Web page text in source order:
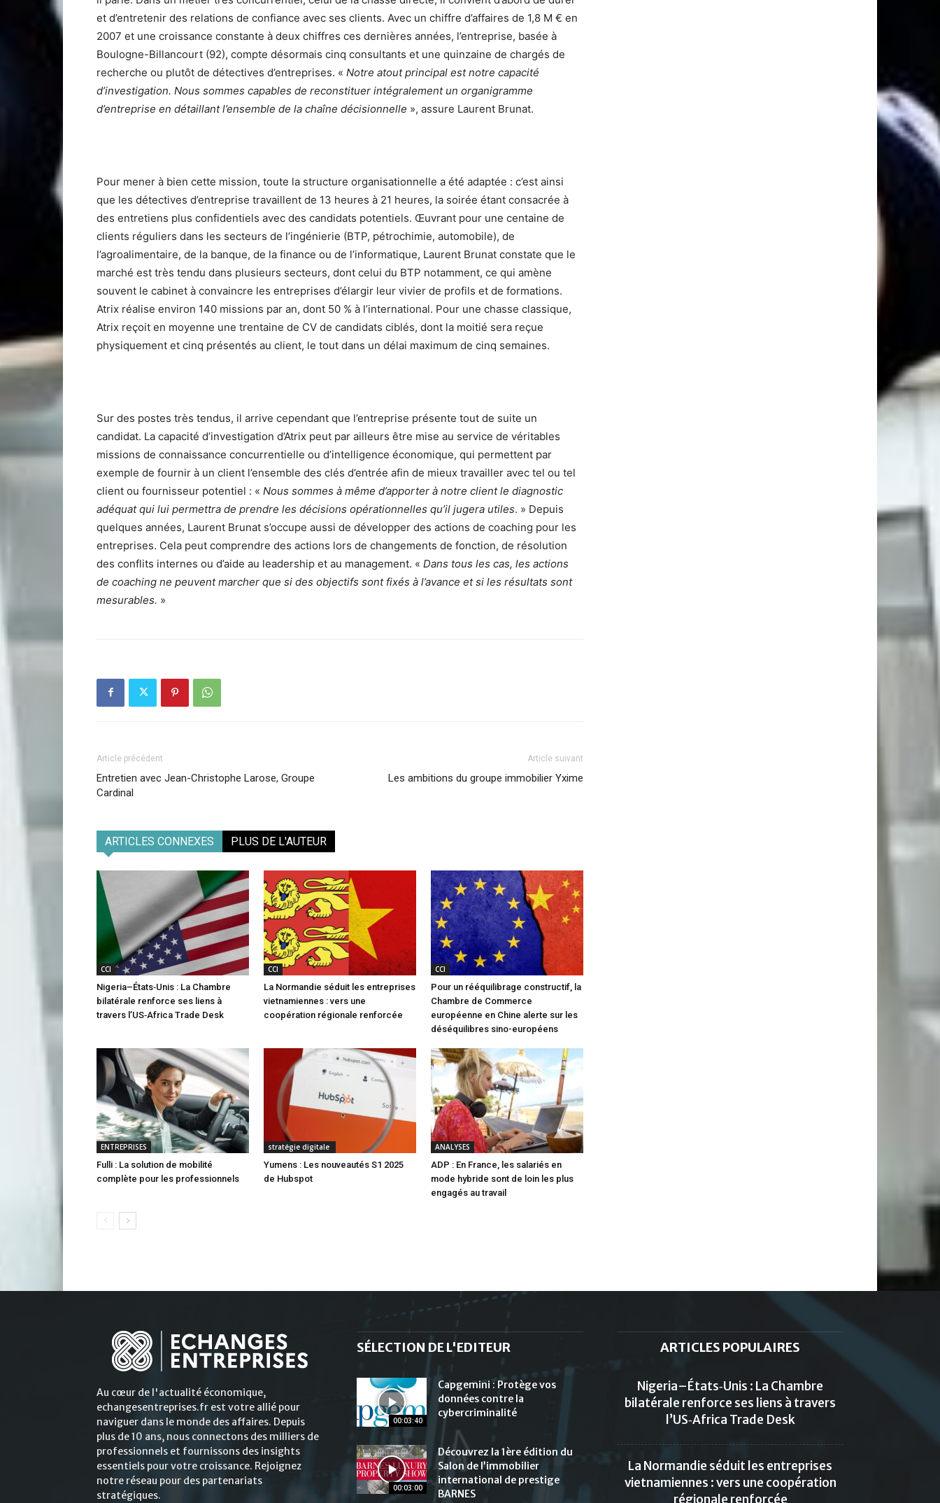
et d’entretenir des relations de confiance avec ses clients. Avec un chiffre d’affaires de 1,8 M € en
2007 et une croissance constante à deux chiffres ces dernières années, l’entreprise, basée à
Boulogne-Billancourt (92), compte désormais cinq consultants et une quinzaine de chargés de
recherche ou plutôt de détectives d’entreprises. « Notre atout principal est notre capacité
d’investigation. Nous sommes capables de reconstituer intégralement un organigramme
d’entreprise en détaillant l’ensemble de la chaîne décisionnelle », assure Laurent Brunat.
Pour mener à bien cette mission, toute la structure organisationnelle a été adaptée : c’est ainsi
que les détectives d’entreprise travaillent de 13 heures à 21 heures, la soirée étant consacrée à
des entretiens plus confidentiels avec des candidats potentiels. Œuvrant pour une centaine de
clients réguliers dans les secteurs de l’ingénierie (BTP, pétrochimie, automobile), de
l’agroalimentaire, de la banque, de la finance ou de l’informatique, Laurent Brunat constate que le
marché est très tendu dans plusieurs secteurs, dont celui du BTP notamment, ce qui amène
souvent le cabinet à convaincre les entreprises d’élargir leur vivier de profils et de formations.
Atrix réalise environ 140 missions par an, dont 50 % à l’international. Pour une chasse classique,
Atrix reçoit en moyenne une trentaine de CV de candidats ciblés, dont la moitié sera reçue
physiquement et cinq présentés au client, le tout dans un délai maximum de cinq semaines.
Sur des postes très tendus, il arrive cependant que l’entreprise présente tout de suite un
candidat. La capacité d’investigation d’Atrix peut par ailleurs être mise au service de véritables
missions de connaissance concurrentielle ou d’intelligence économique, qui permettent par
exemple de fournir à un client l’ensemble des clés d’entrée afin de mieux travailler avec tel ou tel
client ou fournisseur potentiel : « Nous sommes à même d’apporter à notre client le diagnostic
adéquat qui lui permettra de prendre les décisions opérationnelles qu’il jugera utiles. » Depuis
quelques années, Laurent Brunat s’occupe aussi de développer des actions de coaching pour les
entreprises. Cela peut comprendre des actions lors de changements de fonction, de résolution
des conflits internes ou d’aide au leadership et au management. « Dans tous les cas, les actions
de coaching ne peuvent marcher que si des objectifs sont fixés à l’avance et si les résultats sont
mesurables. »
Article précédent
Entretien avec Jean-Christophe Larose, Groupe
Cardinal
Article suivant
Les ambitions du groupe immobilier Yxime
ARTICLES CONNEXES PLUS DE L'AUTEUR
CCI
Nigeria–États‑Unis : La Chambre
bilatérale renforce ses liens à
travers l’US‑Africa Trade Desk
CCI
La Normandie séduit les entreprises
vietnamiennes : vers une
coopération régionale renforcée
CCI
Pour un rééquilibrage constructif, la
Chambre de Commerce
européenne en Chine alerte sur les
déséquilibres sino-européens
ENTREPRISES
Fulli : La solution de mobilité
complète pour les professionnels
stratégie digitale
Yumens : Les nouveautés S1 2025
de Hubspot
ANALYSES
ADP : En France, les salariés en
mode hybride sont de loin les plus
engagés au travail
Au cœur de l'actualité économique,
echangesentreprises.fr est votre allié pour
naviguer dans le monde des affaires. Depuis
plus de 10 ans, nous connectons des milliers de
professionnels et fournissons des insights
essentiels pour votre croissance. Rejoignez
notre réseau pour des partenariats
stratégiques.
SÉLECTION DE L'EDITEUR
00:03:40
Capgemini : Protège vos
données contre la
cybercriminalité
00:03:00
Découvrez la 1ère édition du
Salon de l’immobilier
international de prestige
BARNES
ARTICLES POPULAIRES
Nigeria–États‑Unis : La Chambre
bilatérale renforce ses liens à travers
l’US‑Africa Trade Desk
La Normandie séduit les entreprises
vietnamiennes : vers une coopération
régionale renforcée